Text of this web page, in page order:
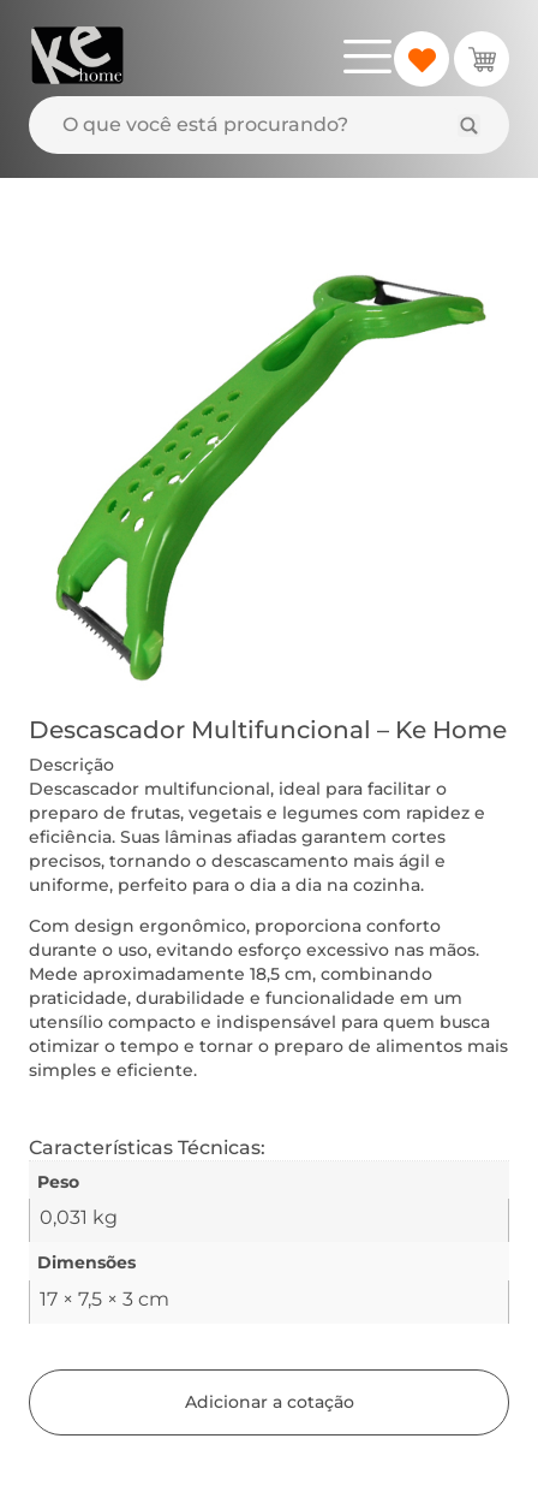
Descascador Multifuncional – Ke Home
Descrição
Descascador multifuncional, ideal para facilitar o
preparo de frutas, vegetais e legumes com rapidez e
eficiência. Suas lâminas afiadas garantem cortes
precisos, tornando o descascamento mais ágil e
uniforme, perfeito para o dia a dia na cozinha.
Com design ergonômico, proporciona conforto
durante o uso, evitando esforço excessivo nas mãos.
Mede aproximadamente 18,5 cm, combinando
praticidade, durabilidade e funcionalidade em um
utensílio compacto e indispensável para quem busca
otimizar o tempo e tornar o preparo de alimentos mais
simples e eficiente.
Características Técnicas:
Peso
0,031 kg
Dimensões
17 × 7,5 × 3 cm
Adicionar a cotação